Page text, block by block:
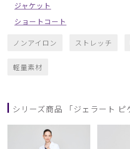
ジャケット
ショートコート
ノンアイロン ストレッチ
軽量素材
シリーズ商品 「ジェラート ピ